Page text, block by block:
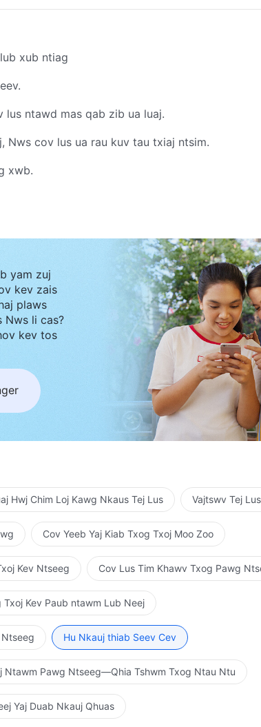
xub ntiag
ntawd mas qab zib ua luaj.
Nws cov lus ua rau kuv tau txiaj ntsim.
xwb.
Nkaus uas kuv hlub,
txoj kev kaj ntawd
Vajtswv lub xub ntiag txhua hnub.
kuv tus moj yam thiaj li hloov lawm.
yog Vajtswv tus kheej ob txhais tes cob ua
Nkaus uas kuv hlub,
uas kuv hlub.
ua luaj!
dim, pab tib neeg no.
tau txais Vajtswv txoj kev hlub!
yam zuj
kev zais
plaws
Nws li cas?
kev tos
Hwj Chim Loj Kawg Nkaus Tej Lus Vajtswv Tej
Cov Yeeb Yaj Kiab Txog Txoj Moo Zoo
Kev Ntseeg Cov Lus Tim Khawv Txog Pawg
Txoj Kev Paub ntawm Lub Neej
Hu Nkauj thiab Seev Cev
Ntawm Pawg Ntseeg—Qhia Tshwm Txog Ntau Ntu
Yaj Duab Nkauj Qhuas